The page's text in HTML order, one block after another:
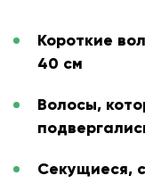
Короткие
40 см
Волосы,
Секущиеся,